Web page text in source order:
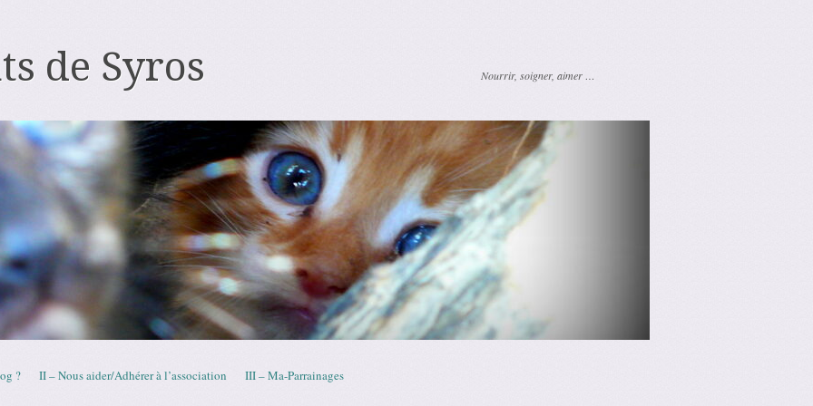
de Syros Nourrir, soigner, aimer …
? II – Nous aider/Adhérer à l’association III – Ma-Parrainages